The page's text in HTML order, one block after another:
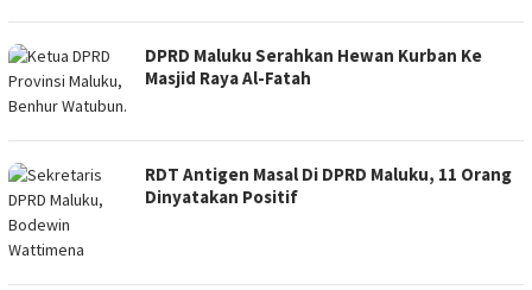
DPRD Maluku Serahkan Hewan Kurban Ke
Masjid Raya Al-Fatah
RDT Antigen Masal Di DPRD Maluku, 11 Orang
Dinyatakan Positif